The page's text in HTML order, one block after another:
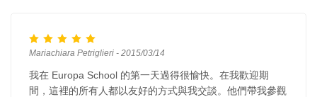
Mariachiara Petriglieri - 2015/03/14
我在 Europa School 的第一天過得很愉快。在我歡迎期
間，這裡的所有人都以友好的方式與我交談。他們帶我參觀